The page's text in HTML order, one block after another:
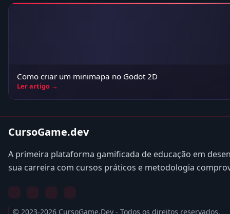
Como criar um minimapa no Godot 2D
Ler artigo →
CursoGame.dev
A primeira plataforma gamificada de educação em
sua carreira com cursos práticos e metodologia
© 2023-2026 CursoGame.Dev - Todos os direitos reservados.